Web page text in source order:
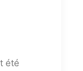
été